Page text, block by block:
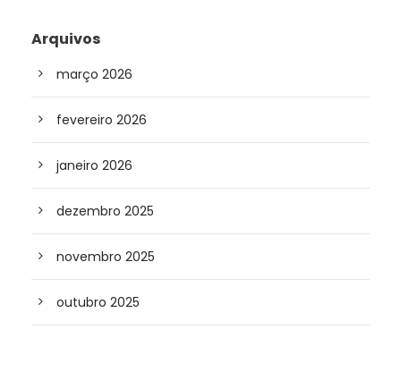
Arquivos
março 2026
fevereiro 2026
janeiro 2026
dezembro 2025
novembro 2025
outubro 2025